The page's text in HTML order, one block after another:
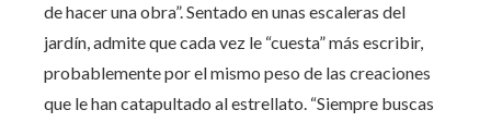
de hacer una obra”. Sentado en unas escaleras del
jardín, admite que cada vez le “cuesta” más escribir,
probablemente por el mismo peso de las creaciones
que le han catapultado al estrellato. “Siempre buscas